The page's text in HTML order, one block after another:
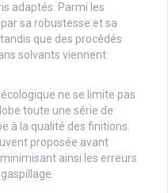
adaptés. Parmi les
sa robustesse et sa
que des procédés
solvants viennent
ne se limite pas
toute une série de
à la qualité des finitions.
proposée avant
ainsi les erreurs